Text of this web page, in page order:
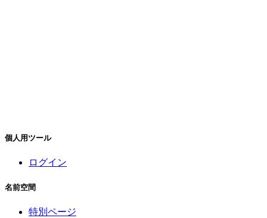
個人用ツール
ログイン
名前空間
特別ページ